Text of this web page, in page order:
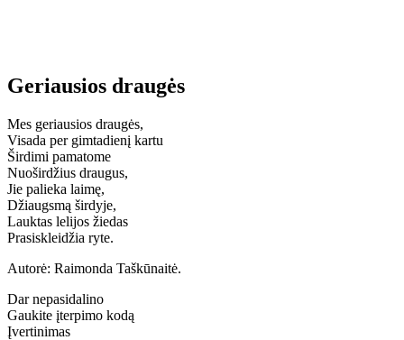
Geriausios draugės
Mes geriausios draugės,
Visada per gimtadienį kartu
Širdimi pamatome
Nuoširdžius draugus,
Jie palieka laimę,
Džiaugsmą širdyje,
Lauktas lelijos žiedas
Prasiskleidžia ryte.
Autorė: Raimonda Taškūnaitė.
Dar nepasidalino
Gaukite įterpimo kodą
Įvertinimas